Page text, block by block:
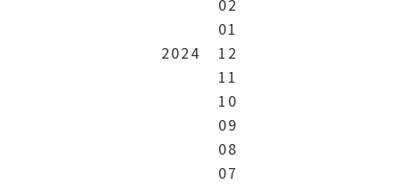
01
2024
12
11
10
09
08
07